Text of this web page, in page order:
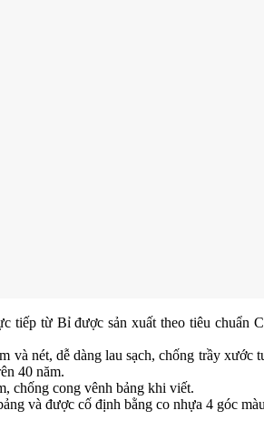
tiếp từ Bỉ được sản xuất theo tiêu chuẩn
và nét, dễ dàng lau sạch, chống trầy xước
40 năm.
chống cong vênh bảng khi viết.
và được cố định bằng co nhựa 4 góc